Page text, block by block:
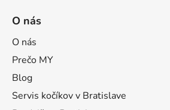
O nás
O nás
Prečo MY
Blog
Servis kočíkov v Bratislave